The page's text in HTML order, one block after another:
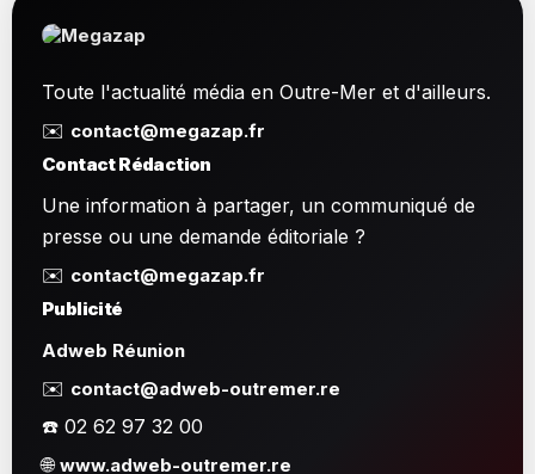
Toute l'actualité média en Outre-Mer et d'ailleurs.
✉️ contact@megazap.fr
Contact Rédaction
Une information à partager, un communiqué de
presse ou une demande éditoriale ?
✉️ contact@megazap.fr
Publicité
Adweb Réunion
✉️ contact@adweb-outremer.re
☎️ 02 62 97 32 00
🌐www.adweb-outremer.re